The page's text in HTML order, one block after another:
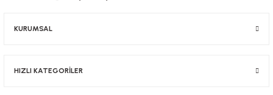
KURUMSAL
HIZLI KATEGORİLER